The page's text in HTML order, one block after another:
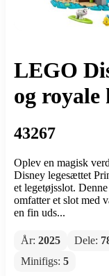
LEGO
og
43267
Oplev en magisk
Disney legesættet
et legetøjsslot.
omfatter et slot med
en fin uds...
År: 2025 Dele:
Minifigs: 5